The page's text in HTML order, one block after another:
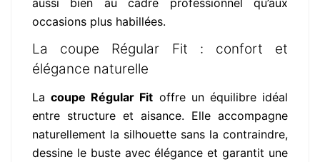
aussi bien au cadre professionnel qu’aux
occasions plus habillées.
La coupe Régular Fit : confort et
élégance naturelle
Lacoupe Régular Fit offre un équilibre idéal
entre structure et aisance. Elle accompagne
naturellement la silhouette sans la contraindre,
dessine le buste avec élégance et garantit une